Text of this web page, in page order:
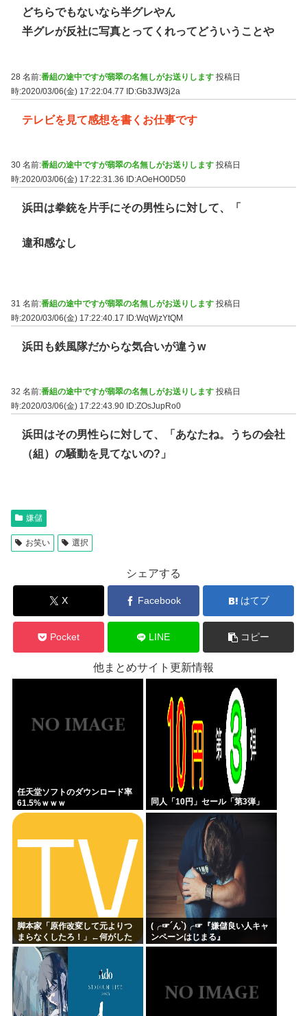
どちらでもないなら半グレやん
半グレが反社に写真とってくれってどういうことや
28 名前:番組の途中ですが翡翠の名無しがお送りします 投稿日
時:2020/03/06(金) 17:22:04.77 ID:Gb3JW3j2a
テレビを見て感想を書くお仕事です
30 名前:番組の途中ですが翡翠の名無しがお送りします 投稿日
時:2020/03/06(金) 17:22:31.36
ID:AOeHO0D50
浜田は拳銃を片手にその男性らに対して、「
違和感なし
31 名前:番組の途中ですが翡翠の名無しがお送りします 投稿日
時:2020/03/06(金) 17:22:40.17 ID:WqWjzYtQM
浜田も鉄風隊だからな気合いが違うw
32 名前:番組の途中ですが翡翠の名無しがお送りします 投稿日
時:2020/03/06(金) 17:22:43.90 ID:ZOsJupRo0
浜田はその男性らに対して、「あなたね。うちの会社
（組）の騒動を見てないの?」
嫌儲
お笑い 選択
シェアする
X Facebook はてブ
Pocket LINE コピー
他まとめサイト更新情報
任天堂ソフトのダウンロード率
61.5%ｗｗｗ
同人「10円」セール「第3弾」
脚本家「原作改変して元よりつ
まらなくしたろ！」←何がした
いの？
(╭☞´ん`)╭☞『嫌儲良い人キャ
ンペーンはじまる』